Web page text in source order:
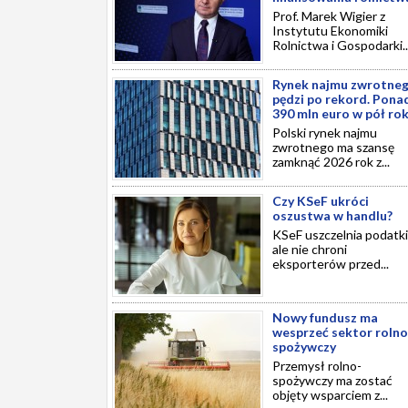
Prof. Marek Wigier z
Instytutu Ekonomiki
Rolnictwa i
Rynek najmu
pędzi po rekord.
390 mln euro w pół
Polski rynek najmu
zwrotnego ma szansę
zamknąć 2026 rok z...
Czy KSeF ukróci
oszustwa w handlu?
KSeF uszczelnia
ale nie chroni
eksporterów przed...
Nowy fundusz ma
wesprzeć sektor
spożywczy
Przemysł rolno-
spożywczy ma zostać
objęty wsparciem z...